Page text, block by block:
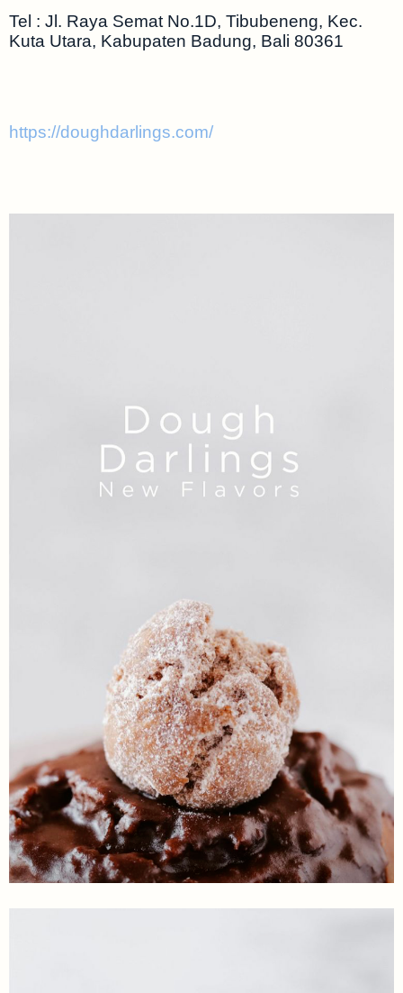
Tel : Jl. Raya Semat No.1D, Tibubeneng, Kec.
Kuta Utara, Kabupaten Badung, Bali 80361
https://doughdarlings.com/